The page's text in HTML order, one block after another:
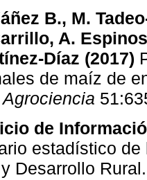
B., M.
A.
Díaz (2017)
de maíz de
Agrociencia
de
estadístico
Desarrollo